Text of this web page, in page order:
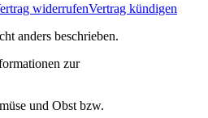
widerrufenVertrag kündigen
anders beschrieben.
zur
und Obst bzw.